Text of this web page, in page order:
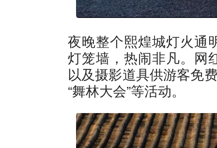
夜晚整个熙煌城灯火通
灯笼墙，热闹非凡。网
以及摄影道具供游客免
“舞林大会”等活动。